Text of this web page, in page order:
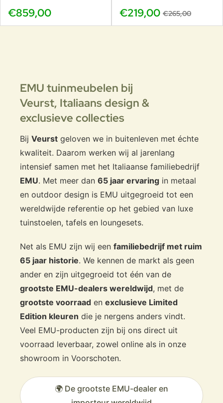
€859,00 €219,00 €265,00
EMU tuinmeubelen bij
Veurst, Italiaans design &
exclusieve collecties
Bij Veurst geloven we in buitenleven met échte
kwaliteit. Daarom werken wij al jarenlang
intensief samen met het Italiaanse familiebedrijf
EMU. Met meer dan 65 jaar ervaring in metaal
en outdoor design is EMU uitgegroeid tot een
wereldwijde referentie op het gebied van luxe
tuinstoelen, tafels en loungesets.
Net als EMU zijn wij een familiebedrijf met ruim
65 jaar historie. We kennen de markt als geen
ander en zijn uitgegroeid tot één van de
grootste EMU-dealers wereldwijd, met de
grootste voorraad en exclusieve Limited
Edition kleuren die je nergens anders vindt.
Veel EMU-producten zijn bij ons direct uit
voorraad leverbaar, zowel online als in onze
showroom in Voorschoten.
🌍 De grootste EMU-dealer en